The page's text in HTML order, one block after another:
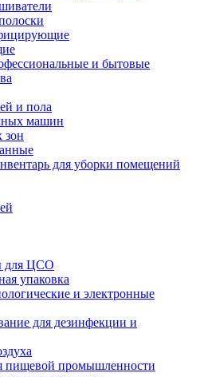
и бытовые
и пола
машин
зон
для уборки помещений
для ЦСО
упаковка
и электронные
для дезинфекции и
пищевой промышленности